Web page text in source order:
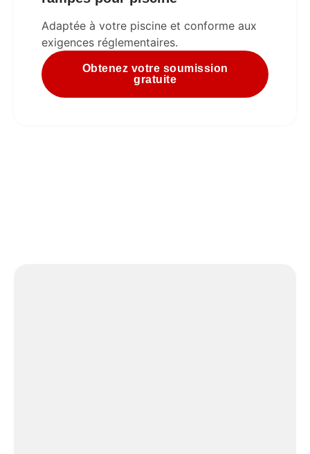
Adaptée à votre piscine et conforme aux
exigences réglementaires.
Obtenez votre soumission
gratuite